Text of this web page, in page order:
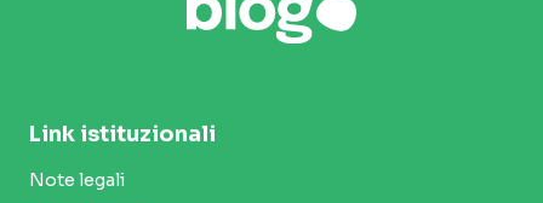
Link istituzionali
Note legali